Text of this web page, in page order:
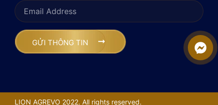
LION AGREVO 2022. All rights reserved.